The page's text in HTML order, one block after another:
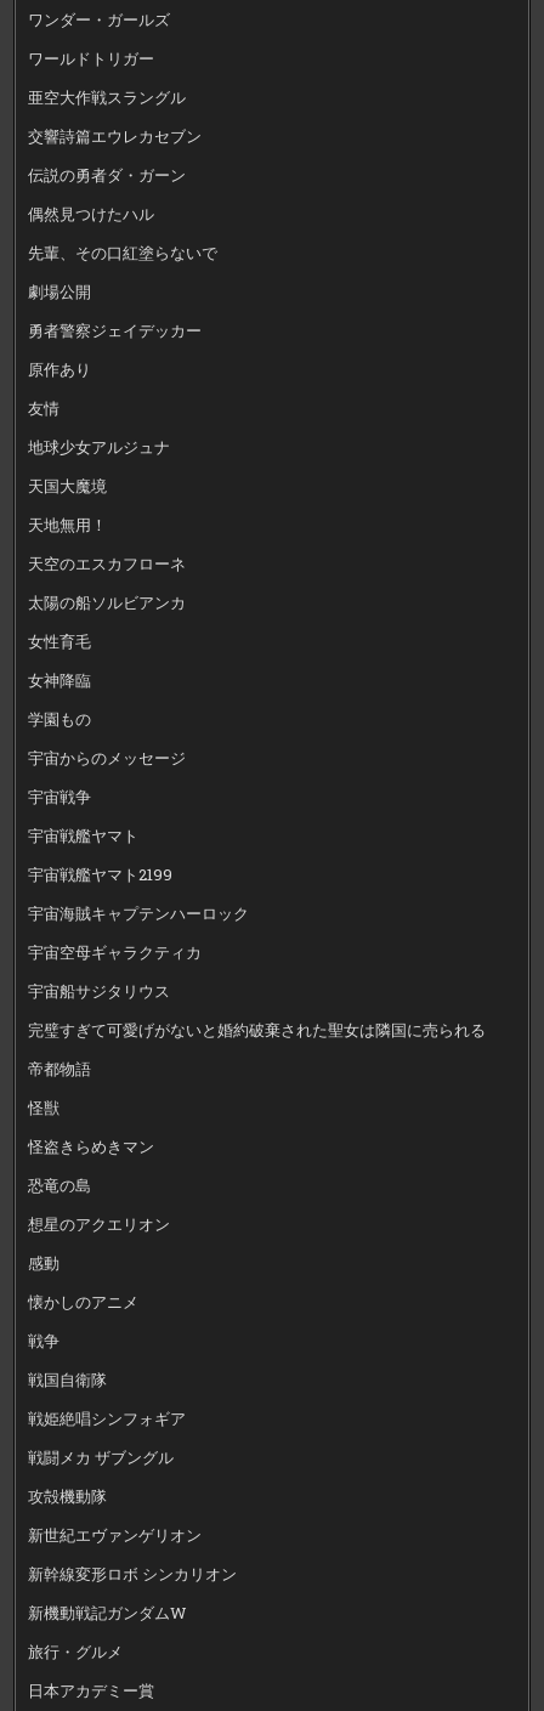
ワンダー・ガールズ
ワールドトリガー
亜空大作戦スラングル
交響詩篇エウレカセブン
伝説の勇者ダ・ガーン
偶然見つけたハル
先輩、その口紅塗らないで
劇場公開
勇者警察ジェイデッカー
原作あり
友情
地球少女アルジュナ
天国大魔境
天地無用！
天空のエスカフローネ
太陽の船ソルビアンカ
女性育毛
女神降臨
学園もの
宇宙からのメッセージ
宇宙戦争
宇宙戦艦ヤマト
宇宙戦艦ヤマト2199
宇宙海賊キャプテンハーロック
宇宙空母ギャラクティカ
宇宙船サジタリウス
完璧すぎて可愛げがないと婚約破棄された聖女は隣国に売られる
帝都物語
怪獣
怪盗きらめきマン
恐竜の島
想星のアクエリオン
感動
懐かしのアニメ
戦争
戦国自衛隊
戦姫絶唱シンフォギア
戦闘メカ ザブングル
攻殻機動隊
新世紀エヴァンゲリオン
新幹線変形ロボ シンカリオン
新機動戦記ガンダムW
旅行・グルメ
日本アカデミー賞